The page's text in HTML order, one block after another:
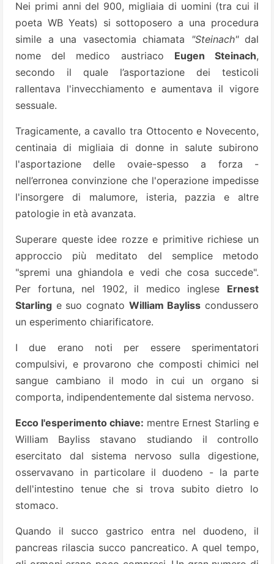
Nei primi anni del 900, migliaia di uomini (tra cui il
poeta WB Yeats) si sottoposero a una procedura
simile a una vasectomia chiamata "Steinach"dal
nome del medico austriaco Eugen Steinach,
secondo il quale l’asportazione dei testicoli
rallentava l'invecchiamento e aumentava il vigore
sessuale.
Tragicamente, a cavallo tra Ottocento e Novecento,
centinaia di migliaia di donne in salute subirono
l'asportazione delle ovaie-spesso a forza -
nell’erronea convinzione che l'operazione impedisse
l'insorgere di malumore, isteria, pazzia e altre
patologie in età avanzata.
Superare queste idee rozze e primitive richiese un
approccio più meditato del semplice metodo
"spremi una ghiandola e vedi che cosa succede".
Per fortuna, nel 1902, il medico inglese Ernest
Starling e suo cognato William Bayliss condussero
un esperimento chiarificatore.
I due erano noti per essere sperimentatori
compulsivi, e provarono che composti chimici nel
sangue cambiano il modo in cui un organo si
comporta, indipendentemente dal sistema nervoso.
Ecco l'esperimento chiave: mentre Ernest Starling e
William Bayliss stavano studiando il controllo
esercitato dal sistema nervoso sulla digestione,
osservavano in particolare il duodeno - la parte
dell'intestino tenue che si trova subito dietro lo
stomaco.
Quando il succo gastrico entra nel duodeno, il
pancreas rilascia succo pancreatico. A quel tempo,